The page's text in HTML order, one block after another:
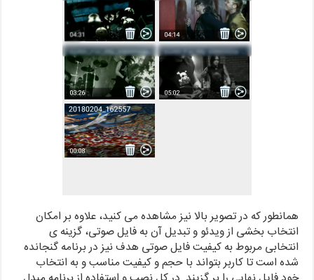
همانطور که در تصویر بالا نیز مشاهده می کنید، علاوه بر امکان
انتخاب بخشی از ویدئو و تبدیل آن به فایل صوتی، گزینه ی
انتخابی مربوط به کیفیت فایل صوتی هدف نیز در برنامه گنجانده
شده است تا کاربر بتواند با حجم و کیفیت مناسب و به انتخاب